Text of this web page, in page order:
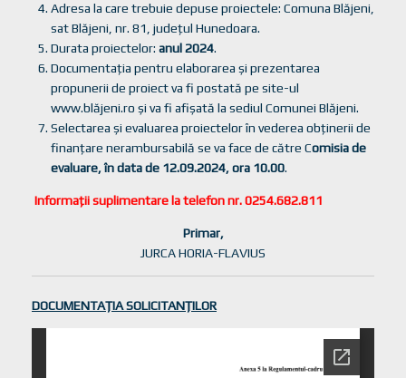
Adresa la care trebuie depuse proiectele: Comuna Blăjeni,
sat Blăjeni, nr. 81, judeţul Hunedoara.
Durata proiectelor: anul 2024.
Documentaţia pentru elaborarea şi prezentarea
propunerii de proiect va fi postată pe site-ul
www.blăjeni.ro şi va fi afişată la sediul Comunei Blăjeni.
Selectarea şi evaluarea proiectelor în vederea obţinerii de
finanţare nerambursabilă se va face de către Comisia de
evaluare, în data de 12.09.2024, ora 10.00.
Informații suplimentare la telefon nr. 0254.682.811
Primar,
JURCA HORIA-FLAVIUS
DOCUMENTAȚIA SOLICITANȚILOR